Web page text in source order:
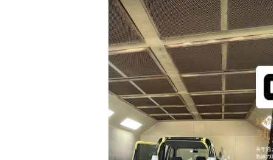
経
長年選
熟練の